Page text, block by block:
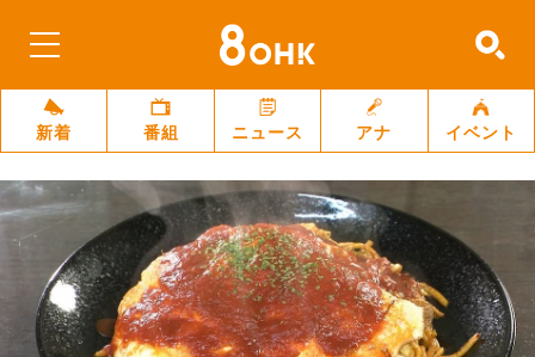
新着 番組 ニュース アナ イベント